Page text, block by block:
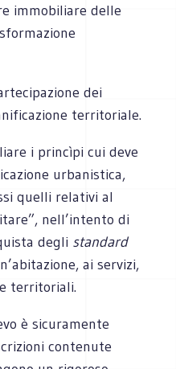
immobiliare delle
dei
territoriale.
i princìpi cui deve
urbanistica,
quelli relativi al
nell’intento di
degli standard
ai servizi,
territoriali.
è sicuramente
contenute